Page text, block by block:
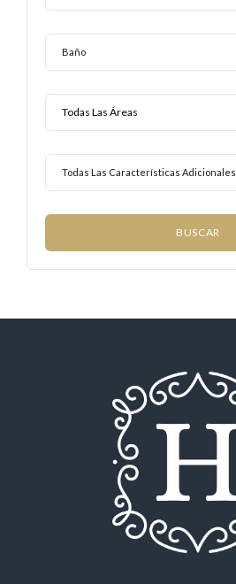
Baño
Todas Las Características Adicionales